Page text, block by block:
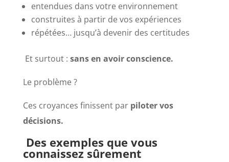
entendues dans votre environnement
construites à partir de vos expériences
répétées… jusqu’à devenir des certitudes
Et surtout : sans en avoir conscience.
Le problème ?
Ces croyances finissent par piloter vos
décisions.
Des exemples que vous
connaissez sûrement